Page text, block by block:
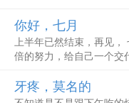
而非
拥多
金，
你好，七月
上半年已然结束，再见，
倍的努力，给自己一个
牙疼，莫名的